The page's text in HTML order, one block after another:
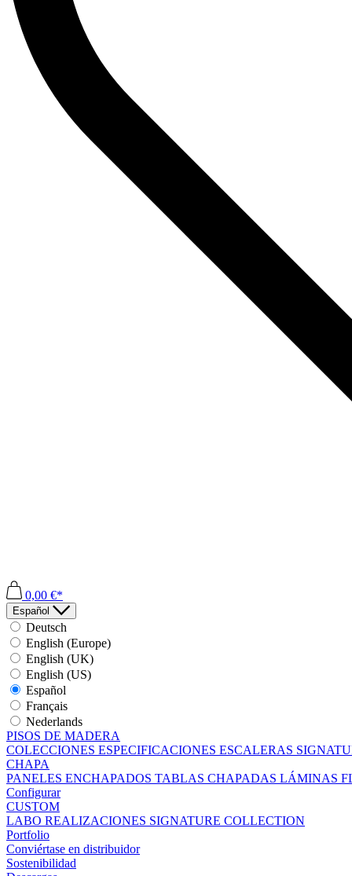
0,00 €*
Español
Deutsch
English (Europe)
English (UK)
English (US)
Español
Français
Nederlands
PISOS DE MADERA
COLECCIONES ESPECIFICACIONES ESCALERAS
CHAPA
PANELES ENCHAPADOS TABLAS CHAPADAS LÁMINAS
Configurar
CUSTOM
LABO REALIZACIONES SIGNATURE COLLECTION
Portfolio
Conviértase en distribuidor
Sostenibilidad